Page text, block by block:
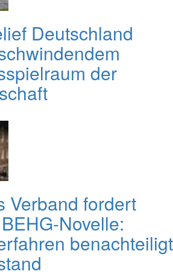
Deutschland
der
Verband fordert
Novelle:
benachteiligt